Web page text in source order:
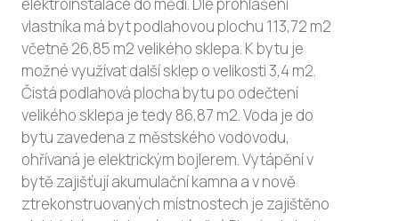
vlastníka má byt podlahovou plochu 113,72 m2
včetně 26,85 m2 velikého sklepa. K bytu je
možné využívat další sklep o velikosti 3,4 m2.
Čistá podlahová plocha bytu po odečtení
velikého sklepa je tedy 86,87 m2. Voda je do
bytu zavedena z městského vodovodu,
ohřívaná je elektrickým bojlerem. Vytápění v
bytě zajišťují akumulační kamna a v nově
ztrekonstruovaných místnostech je zajištěno